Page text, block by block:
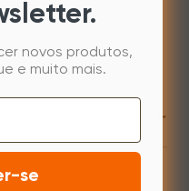
+
novos produtos,
e muito mais.
se